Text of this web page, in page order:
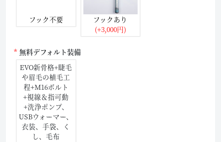
フック不要
フックあり
(+3,000円)
無料デフォルト装備
EVO新骨格+睫毛
や眉毛の植毛工
程+M16ボルト
+視線＆指可動
+洗浄ポンプ、
USBウォーマー、
衣装、手袋、く
し、毛布